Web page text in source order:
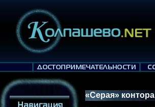
«Серая» контора